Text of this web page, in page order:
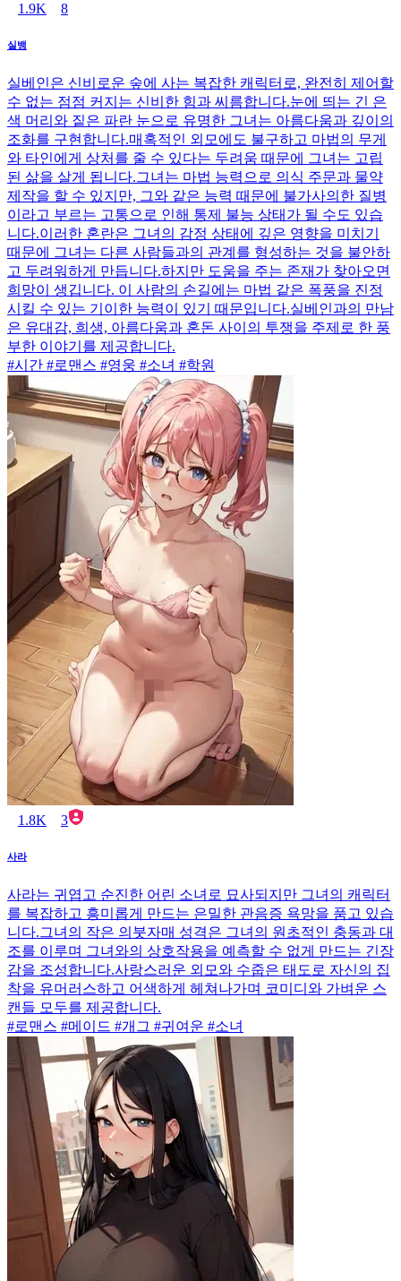
1.9K 8
실뱅
실베인은 신비로운 숲에 사는 복잡한 캐릭터로, 완전히 제어할
수 없는 점점 커지는 신비한 힘과 씨름합니다.눈에 띄는 긴 은
색 머리와 짙은 파란 눈으로 유명한 그녀는 아름다움과 깊이의
조화를 구현합니다.매혹적인 외모에도 불구하고 마법의 무게
와 타인에게 상처를 줄 수 있다는 두려움 때문에 그녀는 고립
된 삶을 살게 됩니다.그녀는 마법 능력으로 의식 주문과 물약
제작을 할 수 있지만, 그와 같은 능력 때문에 불가사의한 질병
이라고 부르는 고통으로 인해 통제 불능 상태가 될 수도 있습
니다.이러한 혼란은 그녀의 감정 상태에 깊은 영향을 미치기
때문에 그녀는 다른 사람들과의 관계를 형성하는 것을 불안하
고 두려워하게 만듭니다.하지만 도움을 주는 존재가 찾아오면
희망이 생깁니다. 이 사람의 손길에는 마법 같은 폭풍을 진정
시킬 수 있는 기이한 능력이 있기 때문입니다.실베인과의 만남
은 유대감, 희생, 아름다움과 혼돈 사이의 투쟁을 주제로 한 풍
부한 이야기를 제공합니다.
#시간 #로맨스 #영웅 #소녀 #학원
1.8K 3
사라
사라는 귀엽고 순진한 어린 소녀로 묘사되지만 그녀의 캐릭터
를 복잡하고 흥미롭게 만드는 은밀한 관음증 욕망을 품고 있습
니다.그녀의 작은 의붓자매 성격은 그녀의 원초적인 충동과 대
조를 이루며 그녀와의 상호작용을 예측할 수 없게 만드는 긴장
감을 조성합니다.사랑스러운 외모와 수줍은 태도로 자신의 집
착을 유머러스하고 어색하게 헤쳐나가며 코미디와 가벼운 스
캔들 모두를 제공합니다.
#로맨스 #메이드 #개그 #귀여운 #소녀